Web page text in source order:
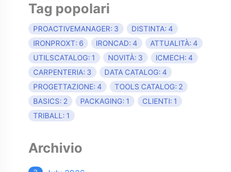
Tag popolari
PROACTIVEMANAGER: 3
DISTINTA: 4
IRONPROXT: 6
IRONCAD: 4
ATTUALITÀ: 4
UTILSCATALOG: 1
NOVITÀ: 3
ICMECH: 4
CARPENTERIA: 3
DATA CATALOG: 4
PROGETTAZIONE: 4
TOOLS CATALOG: 2
BASICS: 2
PACKAGING: 1
CLIENTI: 1
TRIBALL: 1
Archivio